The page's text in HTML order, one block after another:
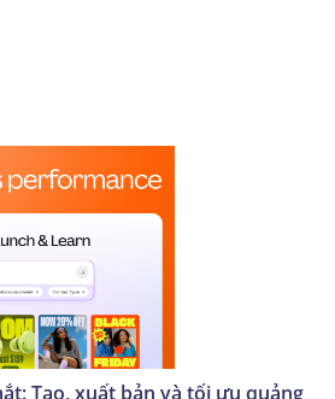
Tạo, xuất bản và tối ưu quảng